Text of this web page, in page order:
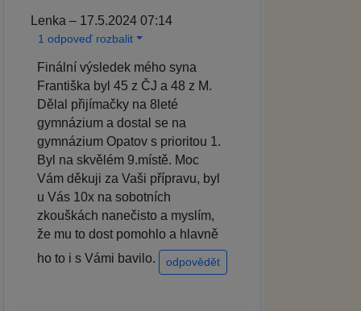
Lenka – 17.5.2024 07:14
1 odpoveď rozbalit
Finální výsledek mého syna
Františka byl 45 z ČJ a 48 z M.
Dělal přijímačky na 8leté
gymnázium a dostal se na
gymnázium Opatov s prioritou 1.
Byl na skvělém 9.místě. Moc
Vám děkuji za Vaši přípravu, byl
u Vás 10x na sobotních
zkouškách nanečisto a myslím,
že mu to dost pomohlo a hlavně
ho to i s Vámi bavilo.
odpovědět